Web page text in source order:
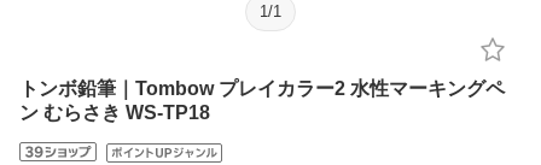
1 /1
トンボ鉛筆｜Tombow プレイカラー2 水性マーキングペ
ン むらさき WS-TP18